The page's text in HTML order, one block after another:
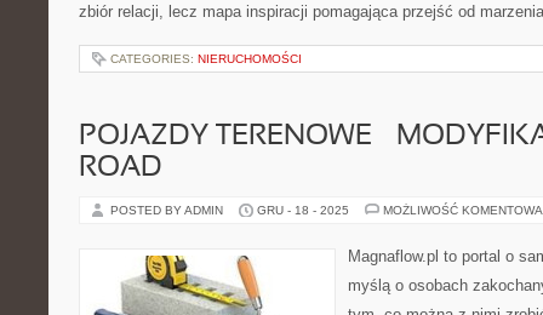
zbiór relacji, lecz mapa inspiracji pomagająca przejść od
CATEGORIES: NIERUCHOMOŚCI
POJAZDY TERENOWE –
ROAD
POSTED BY ADMIN GRU - 18 - 2025 MOŻLIWOŚĆ
Magnaflow.pl to portal o
myślą o osobach